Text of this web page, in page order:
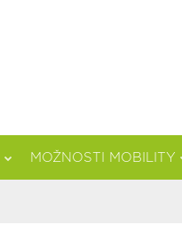
MOŽNOSTI MOBILITY